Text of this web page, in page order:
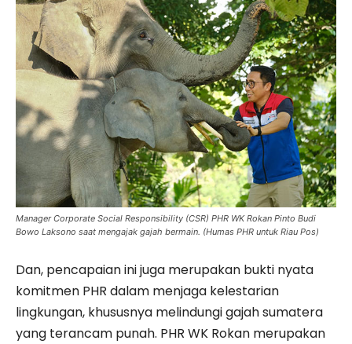
Manager Corporate Social Responsibility (CSR) PHR WK Rokan Pinto Budi
Bowo Laksono saat mengajak gajah bermain. (Humas PHR untuk Riau Pos)
Dan, pencapaian ini juga merupakan bukti nyata
komitmen PHR dalam menjaga kelestarian
lingkungan, khususnya melindungi gajah sumatera
yang terancam punah. PHR WK Rokan merupakan